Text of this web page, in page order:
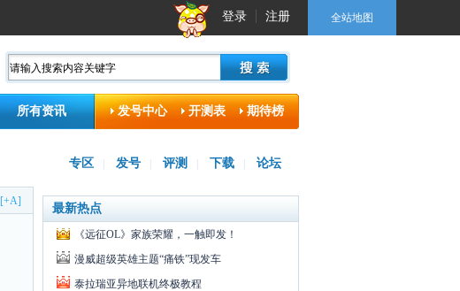
登录 注册 全站地图
所有资讯 发号中心 开测表 期待榜
专区 发号 评测 下载 论坛
[+A]
最新热点
《远征OL》家族荣耀，一触即发！
漫威超级英雄主题“痛铁”现发车
泰拉瑞亚异地联机终极教程